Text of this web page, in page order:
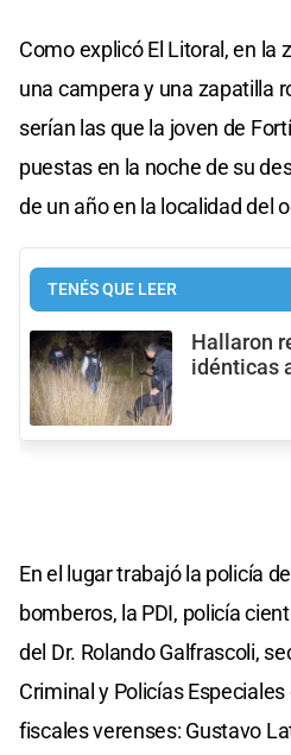
Como explicó El Litoral, en la
una campera y una zapatilla
serían las que la joven de
puestas en la noche de su
de un año en la localidad del
TENÉS QUE LEER
Hallaron
idénticas
En el lugar trabajó la policía
bomberos, la PDI, policía
del Dr. Rolando Galfrascoli,
Criminal y Policías
fiscales verenses: Gustavo